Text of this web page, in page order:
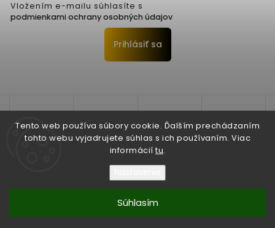
Tento web používa súbory cookie. Ďalším prechádzaním
tohto webu vyjadrujete súhlas s ich používaním. Viac
informácií tu.
Súhlasím
Vložením e-mailu súhlasíte s
podmienkami ochrany osobných údajov
Prihlásiť sa
Seko Trenčín s.r.o.. Všetky práva vyhradené.